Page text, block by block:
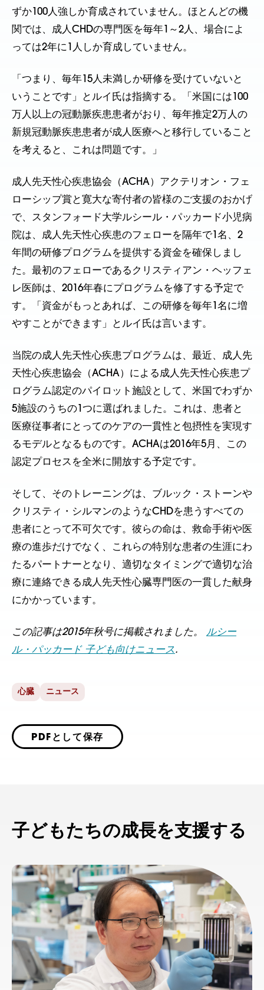
ずか100人強しか育成されていません。ほとんどの機
関では、成人CHDの専門医を毎年1～2人、場合によ
っては2年に1人しか育成していません。
「つまり、毎年15人未満しか研修を受けていないと
いうことです」とルイ氏は指摘する。「米国には100
万人以上の冠動脈疾患患者がおり、毎年推定2万人の
新規冠動脈疾患患者が成人医療へと移行していること
を考えると、これは問題です。」
成人先天性心疾患協会（ACHA）アクテリオン・フェ
ローシップ賞と寛大な寄付者の皆様のご支援のおかげ
で、スタンフォード大学ルシール・パッカード小児病
院は、成人先天性心疾患のフェローを隔年で1名、2
年間の研修プログラムを提供する資金を確保しまし
た。最初のフェローであるクリスティアン・ヘッフェ
レ医師は、2016年春にプログラムを修了する予定で
す。「資金がもっとあれば、この研修を毎年1名に増
やすことができます」とルイ氏は言います。
当院の成人先天性心疾患プログラムは、最近、成人先
天性心疾患協会（ACHA）による成人先天性心疾患プ
ログラム認定のパイロット施設として、米国でわずか
5施設のうちの1つに選ばれました。これは、患者と
医療従事者にとってのケアの一貫性と包摂性を実現す
るモデルとなるものです。ACHAは2016年5月、この
認定プロセスを全米に開放する予定です。
そして、そのトレーニングは、ブルック・ストーンや
クリスティ・シルマンのようなCHDを患うすべての
患者にとって不可欠です。彼らの命は、救命手術や医
療の進歩だけでなく、これらの特別な患者の生涯にわ
たるパートナーとなり、適切なタイミングで適切な治
療に連絡できる成人先天性心臓専門医の一貫した献身
にかかっています。
この記事は2015年秋号に掲載されました。 ルシー
ル・パッカード 子ども向けニュース.
心臓 ニュース
PDFとして保存
子どもたちの成長を支援する